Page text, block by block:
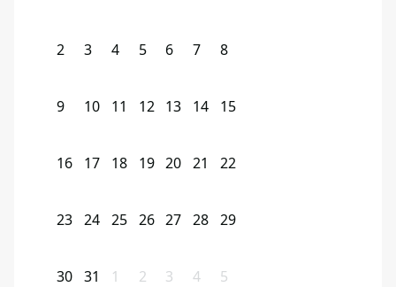
2 3 4 5 6 7 8
9 10 11 12 13 14 15
16 17 18 19 20 21 22
23 24 25 26 27 28 29
30 31 1 2 3 4 5